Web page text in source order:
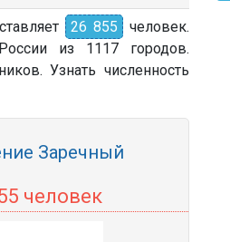
26 855 человек.
из 1117 городов.
Узнать численность
Заречный
человек